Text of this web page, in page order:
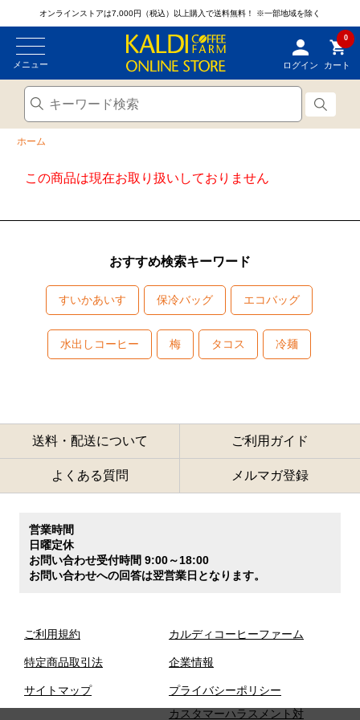
オンラインストアは7,000円（税込）以上購入で送料無料！ ※一部地域を除く
メニュー ログイン
0
カート
ホーム
この商品は現在お取り扱いしておりません
おすすめ検索キーワード
すいかあいす 保冷バッグ エコバッグ
水出しコーヒー 梅 タコス 冷麺
送料・配送について ご利用ガイド
よくある質問 メルマガ登録
営業時間
日曜定休
お問い合わせ受付時間 9:00～18:00
お問い合わせへの回答は翌営業日となります。
ご利用規約
特定商品取引法
サイトマップ
カルディコーヒーファーム
企業情報
プライバシーポリシー
カスタマーハラスメント対